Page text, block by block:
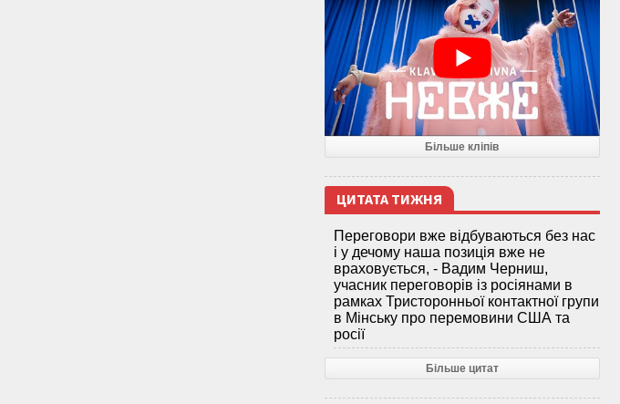
Більше кліпів
ЦИТАТА ТИЖНЯ
Переговори вже відбуваються без нас
і у дечому наша позиція вже не
враховується, - Вадим Черниш,
учасник переговорів із росіянами в
рамках Тристоронньої контактної групи
в Мінську про перемовини США та
росії
Більше цитат